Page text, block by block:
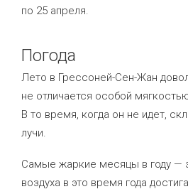
по 25 апреля.
Погода
Лето в Грессоней-Сен-Жан
не отличается особой
В то время, когда он не идет,
лучи.
Самые жаркие месяцы в году —
воздуха в это время года